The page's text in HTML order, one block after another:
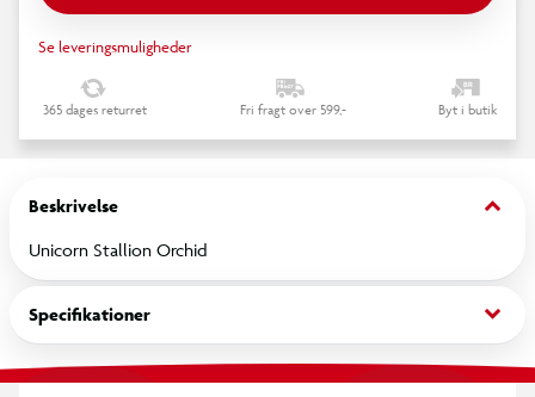
Se leveringsmuligheder
365 dages returret Fri fragt over 599,- Byt i butik
Beskrivelse keyboard_arrow_down
Unicorn Stallion Orchid
Specifikationer keyboard_arrow_down